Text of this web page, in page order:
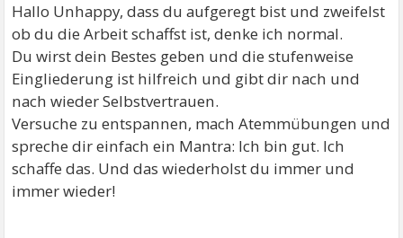
Hallo Unhappy, dass du aufgeregt bist und zweifelst
ob du die Arbeit schaffst ist, denke ich normal.
Du wirst dein Bestes geben und die stufenweise
Eingliederung ist hilfreich und gibt dir nach und
nach wieder Selbstvertrauen.
Versuche zu entspannen, mach Atemmübungen und
spreche dir einfach ein Mantra: Ich bin gut. Ich
schaffe das. Und das wiederholst du immer und
immer wieder!